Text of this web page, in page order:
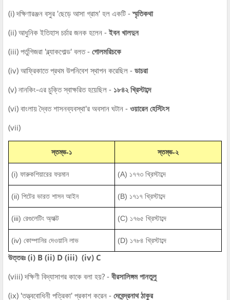
(i) দক্ষিণারঞ্জন বসুর 'ছেড়ে আসা গ্রাম' হল একটি -স্মৃতিকথা
(ii) আধুনিক ইতিহাস চর্চার জনক হলেন -ইবন খালদুন
(iii) পর্তুগিজরা 'ব্ল্যাকগোল্ড' বলত - গোলমরিচকে
(iv) আফ্রিকাতে প্রথম উপনিবেশ স্থাপন করেছিল - ডাচরা
(v) নানকিং-এর চুক্তি স্বাক্ষরিত হয়েছিল - ১৮৪২ খ্রিস্টাব্দে
(vi) বাংলায় দ্বৈত শাসনব্যবস্থা'র অবসান ঘটান - ওয়ারেন হেস্টিংস
(vii)
স্তম্ভ-১ স্তম্ভ-২
(i) ফারুকশিয়ারের ফরমান (A) ১৭৭৩ খ্রিস্টাব্দে
(ii) পিটের ভারত শাসন আইন (B) ১৭১৭ খ্রিস্টাব্দে
(iii) রেগুলেটিং অ্যাক্ট (C) ১৭৬৫ খ্রিস্টাব্দে
(iv) কোম্পানির দেওয়ানি লাভ (D) ১৭৮৪ খ্রিস্টাব্দে
উত্তরঃ (i) B (ii) D (iii) (iv) C
(viii) দক্ষিণী বিদ্যাসাগর কাকে বলা হয়? - বীরসালিঙ্গম পানতুলু
(ix) 'তত্ত্ববোধিনী পত্রিকা' প্রকাশ করেন - দেবেন্দ্রনাথ ঠাকুর